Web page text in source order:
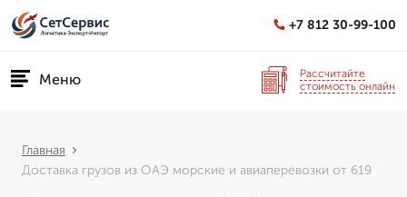
+7 812 30-99-100
Меню
Рассчитайте
стоимость онлайн
Главная
Доставка грузов из ОАЭ морские и авиаперевозки от 619